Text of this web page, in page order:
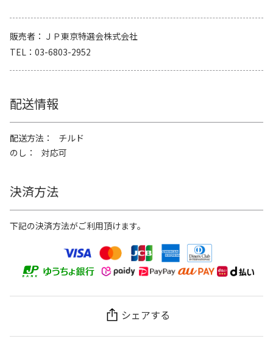
販売者
ＪＰ東京特選会株式会社
TEL
03-6803-2952
配送情報
配送方法
チルド
のし
対応可
決済方法
下記の決済方法がご利用頂けます。
シェアする